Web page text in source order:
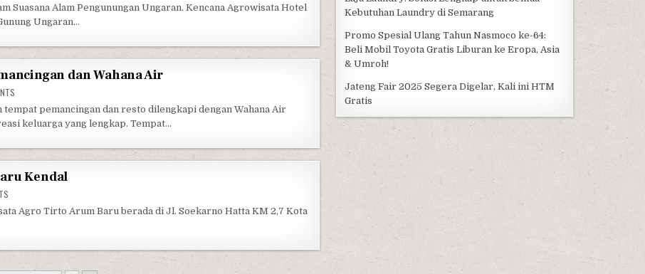
Suasana Alam Pengunungan Ungaran. Kencana Agrowisata Hotel
Ungaran…
dan Wahana Air
pemancingan dan resto dilengkapi dengan Wahana Air
keluarga yang lengkap. Tempat…
Kendal
Agro Tirto Arum Baru berada di Jl. Soekarno Hatta KM 2,7 Kota
Kebutuhan Laundry di Semarang
Promo Spesial Ulang Tahun Nasmoco ke-64:
Beli Mobil Toyota Gratis Liburan ke Eropa, Asia
& Umroh!
Jateng Fair 2025 Segera Digelar, Kali ini HTM
Gratis